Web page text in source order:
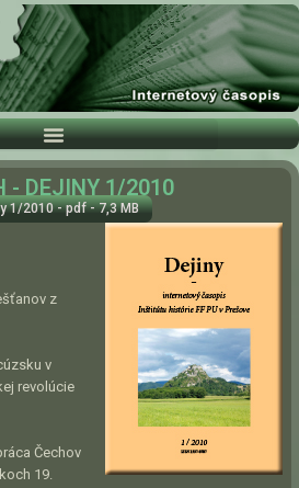
- DEJINY 1/2010
1/2010 - pdf - 7,3 MB
z
v
revolúcie
Čechov
19.